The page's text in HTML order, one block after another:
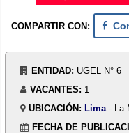
COMPARTIR CON:
ENTIDAD: UGEL N° 6
VACANTES: 1
UBICACIÓN: Lima - La
FECHA DE